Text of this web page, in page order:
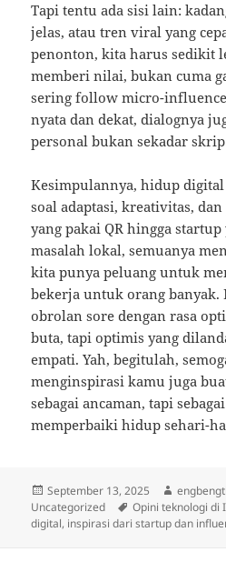
Tapi tentu ada sisi lain:
jelas, atau tren viral yang
penonton, kita harus
memberi nilai, bukan cuma
sering follow micro-
nyata dan dekat, dialognya
personal bukan sekadar
Kesimpulannya, hidup
soal adaptasi, kreativitas,
yang pakai QR hingga
masalah lokal, semuanya
kita punya peluang untuk
bekerja untuk orang banyak.
obrolan sore dengan rasa
buta, tapi optimis yang
empati. Yah, begitulah,
menginspirasi kamu juga
sebagai ancaman, tapi
memperbaiki hidup sehari-
Posted
on
September 13, 2025 Author
Uncategorized
Tags
Opini teknologi di
digital, inspirasi dari startup dan